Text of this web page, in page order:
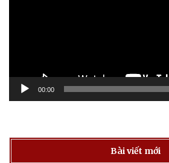
00:00
Bài viết mới